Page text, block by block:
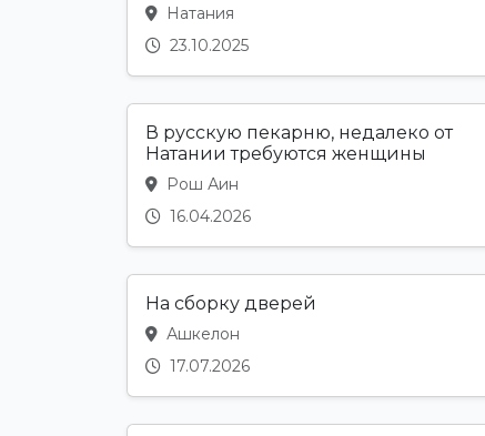
Натания
23.10.2025
В русскую пекарню, недалеко от
Натании требуются женщины
Рош Аин
16.04.2026
На сборку дверей
Ашкелон
17.07.2026